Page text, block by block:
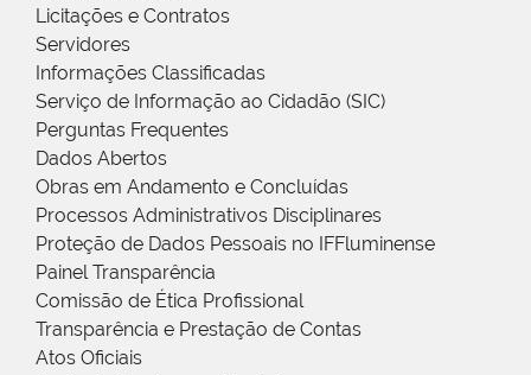
Licitações e Contratos
Servidores
Informações Classificadas
Serviço de Informação ao Cidadão (SIC)
Perguntas Frequentes
Dados Abertos
Obras em Andamento e Concluídas
Processos Administrativos Disciplinares
Proteção de Dados Pessoais no IFFluminense
Painel Transparência
Comissão de Ética Profissional
Transparência e Prestação de Contas
Atos Oficiais